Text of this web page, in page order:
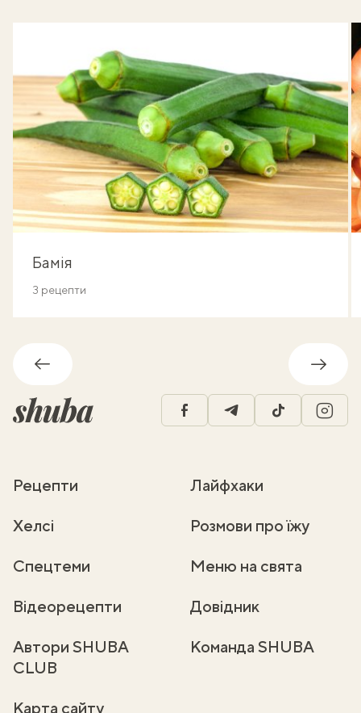
Бамія
3 рецепти
Назад
facebooktelegramtiktok
Рецепти Лайфхаки
Хелсі Розмови про їжу
Спецтеми Меню на свята
Відеорецепти Довідник
Автори SHUBA
CLUB
Команда SHUBA
Карта сайту